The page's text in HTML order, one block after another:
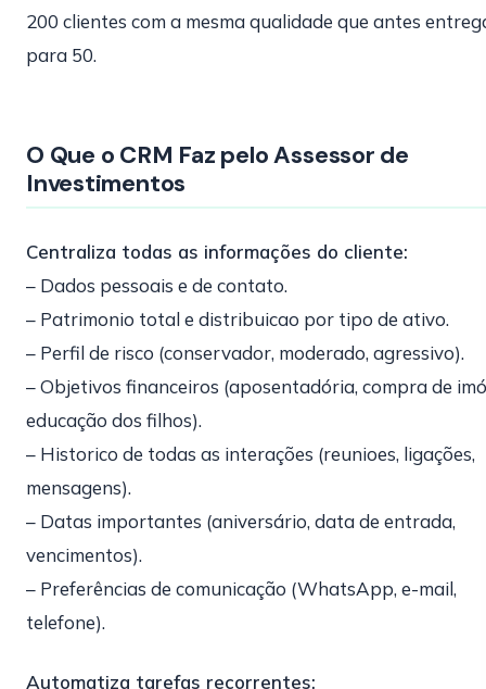
200 clientes com a mesma qualidade que antes
para 50.
O Que o CRM Faz pelo Assessor de
Investimentos
Centraliza todas as informações do cliente:
– Dados pessoais e de contato.
– Patrimonio total e distribuicao por tipo de ativo.
– Perfil de risco (conservador, moderado, agressivo).
– Objetivos financeiros (aposentadória, compra de
educação dos filhos).
– Historico de todas as interações (reunioes, ligações,
mensagens).
– Datas importantes (aniversário, data de entrada,
vencimentos).
– Preferências de comunicação (WhatsApp, e-mail,
telefone).
Automatiza tarefas recorrentes: